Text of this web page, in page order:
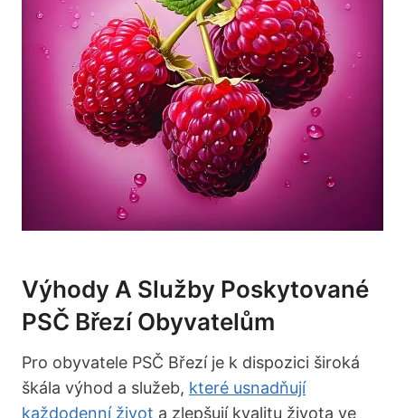
Výhody A Služby Poskytované
PSČ Březí Obyvatelům
Pro obyvatele PSČ Březí je k dispozici široká
škála výhod a služeb, které usnadňují
každodenní život a zlepšují ‍kvalitu života ve